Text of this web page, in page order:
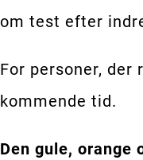
om test efter
For personer, der
kommende tid.
Den gule, orange